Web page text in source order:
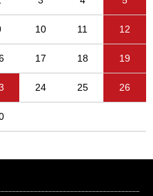
10 11 12
17 18 19
24 25 26